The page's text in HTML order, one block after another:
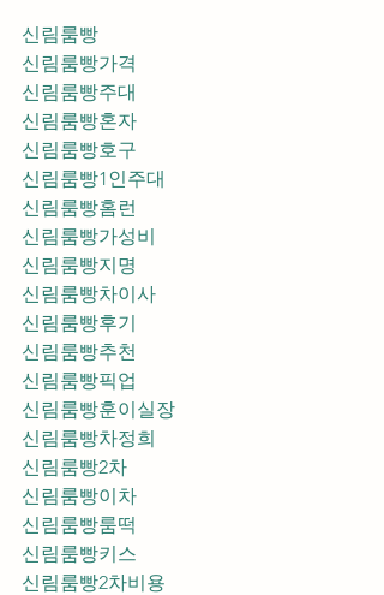
신림룸빵
신림룸빵가격
신림룸빵주대
신림룸빵혼자
신림룸빵호구
신림룸빵1인주대
신림룸빵홈런
신림룸빵가성비
신림룸빵지명
신림룸빵차이사
신림룸빵후기
신림룸빵추천
신림룸빵훈이실장
신림룸빵차정희
신림룸빵2차
신림룸빵이차
신림룸빵룸떡
신림룸빵키스
신림룸빵2차비용